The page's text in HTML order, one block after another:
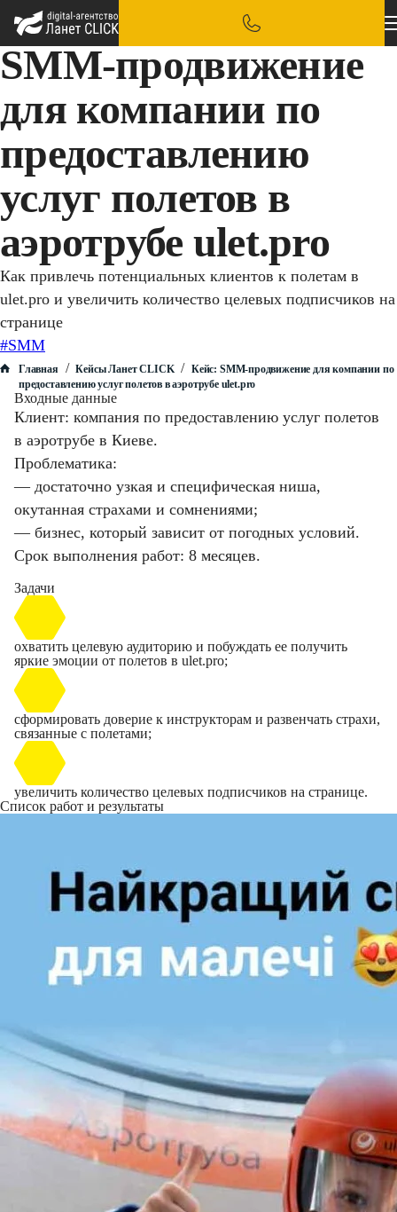
SMM-продвижение
для компании по
предоставлению
услуг полетов в
аэротрубе ulet.pro
Как привлечь потенциальных клиентов к полетам в
ulet.pro и увеличить количество целевых подписчиков на
странице
#SMM
Главная / Кейсы Ланет CLICK / Кейс: SMM-продвижение для компании по
предоставлению услуг полетов в аэротрубе ulet.pro
Входные данные
Клиент: компания по предоставлению услуг полетов
в аэротрубе в Киеве.
Проблематика:
— достаточно узкая и специфическая ниша,
окутанная страхами и сомнениями;
— бизнес, который зависит от погодных условий.
Срок выполнения работ: 8 месяцев.
Задачи
охватить целевую аудиторию и побуждать ее получить
яркие эмоции от полетов в ulet.pro;
сформировать доверие к инструкторам и развенчать страхи,
связанные с полетами;
увеличить количество целевых подписчиков на странице.
Список работ и результаты